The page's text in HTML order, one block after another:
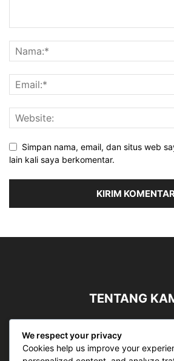
Simpan nama, email, dan situs web
lain kali saya berkomentar.
TENTANG
bergerak di ruang jurnalistik,
ruang Publik, Media merupakan
We respect your privacy
Cookies help us improve your